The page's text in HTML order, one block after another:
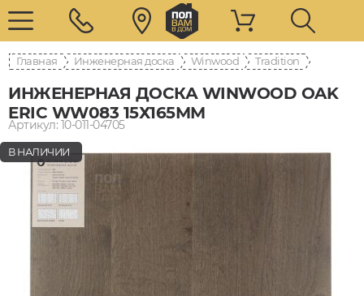
Главная Инженерная доска Winwood Tradition
ИНЖЕНЕРНАЯ ДОСКА WINWOOD OAK
ERIC WW083 15Х165ММ
Артикул: 10-011-04705
В НАЛИЧИИ